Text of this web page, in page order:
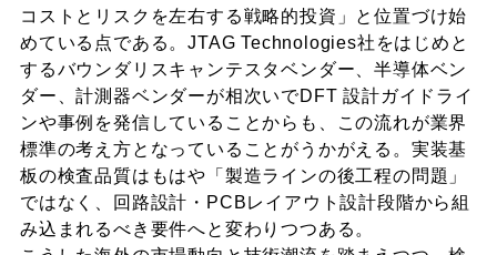
コストとリスクを左右する戦略的投資」と位置づけ始
めている点である。JTAG Technologies社をはじめと
するバウンダリスキャンテスタベンダー、半導体ベン
ダー、計測器ベンダーが相次いでDFT 設計ガイドライ
ンや事例を発信していることからも、この流れが業界
標準の考え方となっていることがうかがえる。実装基
板の検査品質はもはや「製造ラインの後工程の問題」
ではなく、回路設計・PCBレイアウト設計段階から組
み込まれるべき要件へと変わりつつある。